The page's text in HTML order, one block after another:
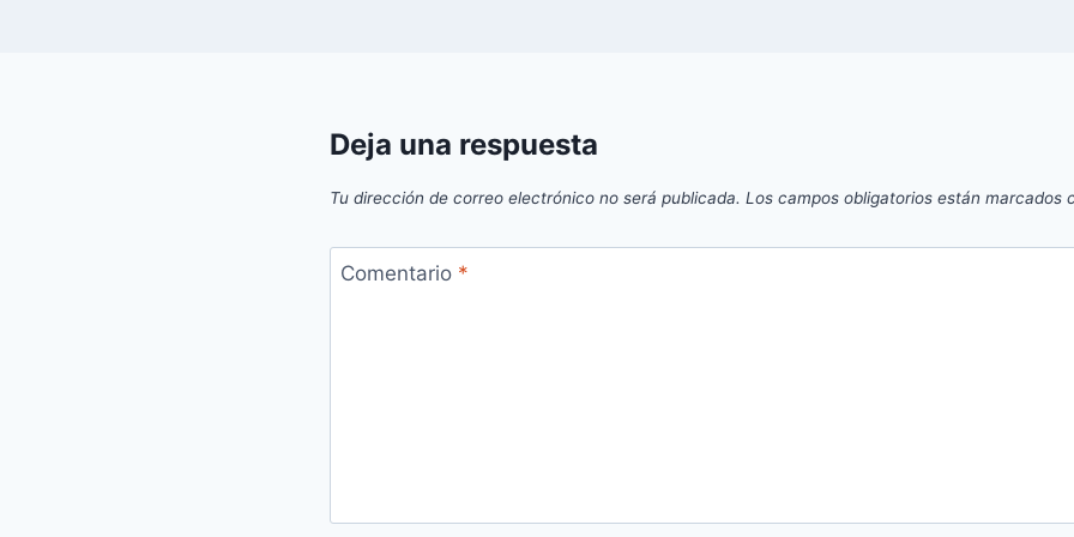
Deja una respuesta
Tu dirección de correo electrónico no será publicada. Los campos obligatorios están marcados
Comentario *